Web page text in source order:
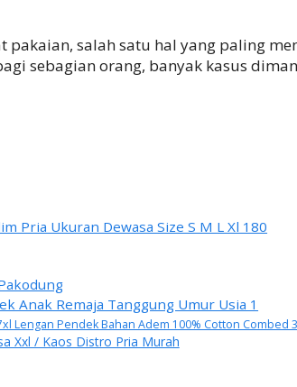
salah satu hal yang paling
sebagian orang, banyak kasus
Pria Ukuran Dewasa Size S M L Xl 180
Anak Remaja Tanggung Umur Usia 1
Lengan Pendek Bahan Adem 100% Cotton Combed
Xxl / Kaos Distro Pria Murah